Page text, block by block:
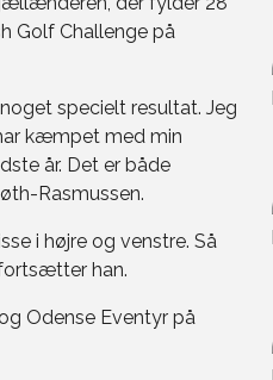
Golf Challenge på
specielt resultat. Jeg
kæmpet med min
år. Det er både
Rasmussen.
i højre og venstre. Så
han.
Odense Eventyr på